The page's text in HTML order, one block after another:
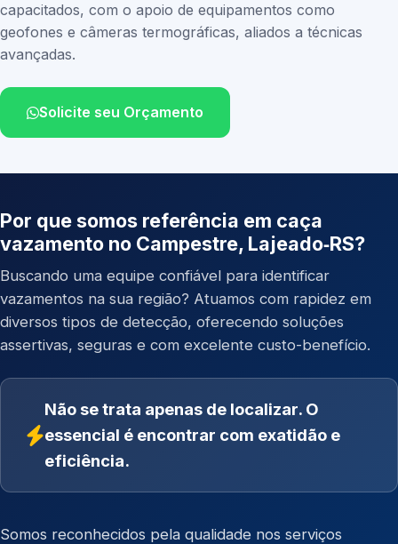
capacitados, com o apoio de equipamentos como
geofones e câmeras termográficas, aliados a técnicas
avançadas.
Solicite seu Orçamento
Por que somos referência em caça
vazamento no Campestre, Lajeado‑RS?
Buscando uma equipe confiável para identificar
vazamentos na sua região? Atuamos com rapidez em
diversos tipos de detecção, oferecendo soluções
assertivas, seguras e com excelente custo-benefício.
Não se trata apenas de localizar. O
essencial é encontrar com exatidão e
eficiência.
Somos reconhecidos pela qualidade nos serviços